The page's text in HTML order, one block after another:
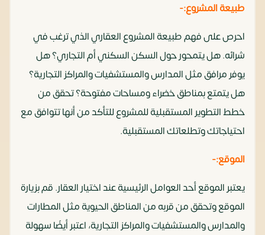
طبيعة المشروع:-
احرص على فهم طبيعة المشروع العقاري الذي ترغب في
شرائه. هل يتمحور حول السكن السكني أم التجاري؟ هل
يوفر مرافق مثل المدارس والمستشفيات والمراكز التجارية؟
هل يتمتع بمناطق خضراء ومساحات مفتوحة؟ تحقق من
خطط التطوير المستقبلية للمشروع للتأكد من أنها تتوافق مع
احتياجاتك وتطلعاتك المستقبلية.
الموقع:-
يعتبر الموقع أحد العوامل الرئيسية عند اختيار العقار. قم بزيارة
الموقع وتحقق من قربه من المناطق الحيوية مثل المطارات
والمدارس والمستشفيات والمراكز التجارية، اعتبر أيضًا سهولة